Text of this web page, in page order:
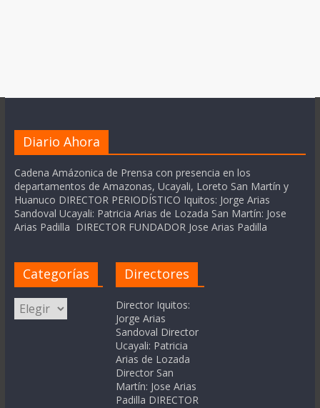
Diario Ahora
Cadena Amázonica de Prensa con presencia en los
departamentos de Amazonas, Ucayali, Loreto San Martín y
Huanuco DIRECTOR PERIODÍSTICO Iquitos: Jorge Arias
Sandoval Ucayali: Patricia Arias de Lozada San Martín: Jose
Arias Padilla DIRECTOR FUNDADOR Jose Arias Padilla
Categorías
Categorías
Directores
Director Iquitos:
Jorge Arias
Sandoval Director
Ucayali: Patricia
Arias de Lozada
Director San
Martín: Jose Arias
Padilla DIRECTOR